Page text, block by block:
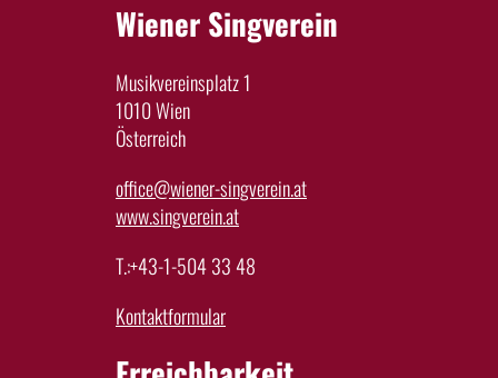
Wiener Singverein
Musikvereinsplatz 1
1010 Wien
Österreich
office@wiener-singverein.at
www.singverein.at
T.:+43-1-504 33 48
Kontaktformular